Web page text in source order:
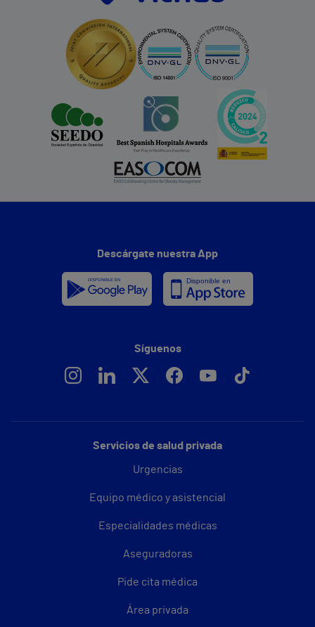
Servicios de salud privada
Urgencias
Equipo médico y asistencial
Especialidades médicas
Aseguradoras
Pide cita médica
Área privada
Descárgate nuestra App
Síguenos